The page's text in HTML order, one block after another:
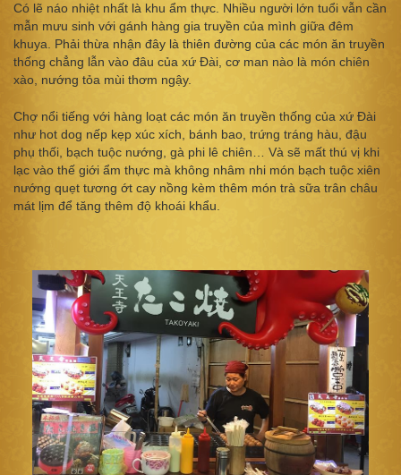
Có lẽ náo nhiệt nhất là khu ẩm thực. Nhiều người lớn tuổi vẫn cần
mẫn mưu sinh với gánh hàng gia truyền của mình giữa đêm
khuya. Phải thừa nhận đây là thiên đường của các món ăn truyền
thống chẳng lẫn vào đâu của xứ Đài, cơ man nào là món chiên
xào, nướng tỏa mùi thơm ngậy.
Chợ nổi tiếng với hàng loạt các món ăn truyền thống của xứ Đài
như hot dog nếp kẹp xúc xích, bánh bao, trứng tráng hàu, đậu
phụ thối, bạch tuộc nướng, gà phi lê chiên… Và sẽ mất thú vị khi
lạc vào thế giới ẩm thực mà không nhâm nhi món bạch tuộc xiên
nướng quẹt tương ớt cay nồng kèm thêm món trà sữa trân châu
mát lịm để tăng thêm độ khoái khẩu.